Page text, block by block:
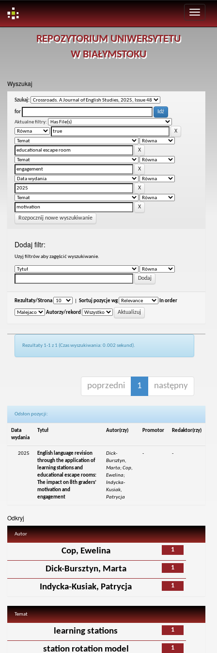
REPOZYTORIUM UNIWERSYTETU
W BIAŁYMSTOKU
Wyszukaj
Szukaj:
for
Aktualne filtry:
Rozpocznij nowe wyszukiwanie
Dodaj filtr:
Uzyj filtrów aby zagęścić wyszukiwanie.
Rezultaty/Strona Sortuj pozycje wg In order
Autorzy/rekord
Rezultaty 1-1 z 1 (Czas wyszukiwania: 0.002 sekund).
poprzedni 1 następny
Odsłon pozycji:
Data
wydania
Tytuł Autor(rzy) Promotor Redaktor(rzy)
2025
English language revision
through the application of
learning stations and
educational escape rooms:
The impact on 8th graders’
motivation and
engagement
Dick-
Bursztyn,
Marta; Cop,
Ewelina;
Indycka-
Kusiak,
Patrycja
- -
Odkryj
Autor
1
Cop, Ewelina
1
Dick-Bursztyn, Marta
1
Indycka-Kusiak, Patrycja
Temat
1
learning stations
1
station rotation model